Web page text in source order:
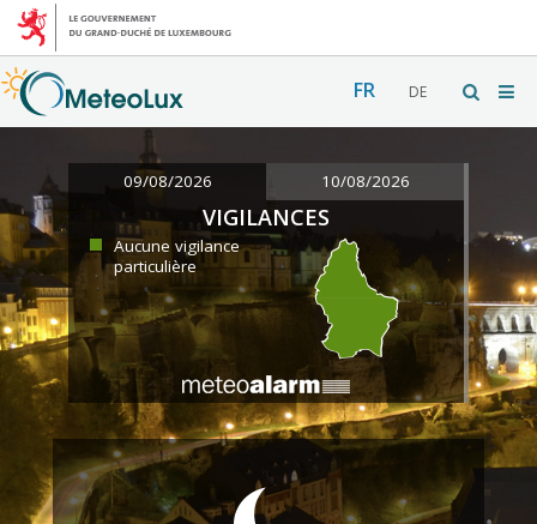
FR DE
09/08/2026 10/08/2026
VIGILANCES
Aucune vigilance
particulière